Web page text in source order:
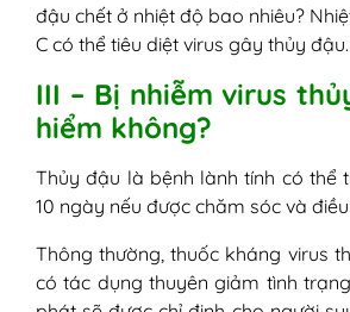
đậu chết ở nhiệt độ bao nhiêu?
C có thể tiêu diệt virus gây thủy đậu.
III – Bị nhiễm virus
hiểm không?
Thủy đậu là bệnh lành tính có thể
10 ngày nếu được chăm sóc và
Thông thường, thuốc kháng virus
có tác dụng thuyên giảm tình